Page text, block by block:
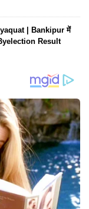
| Bankipur में
Result